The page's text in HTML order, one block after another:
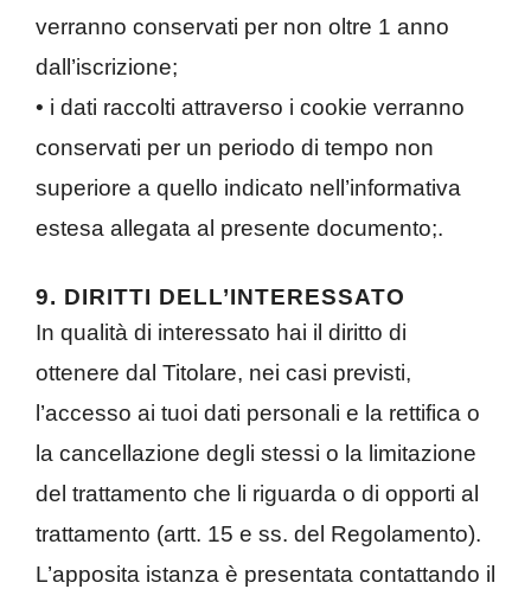
verranno conservati per non oltre 1 anno
dall’iscrizione;
• i dati raccolti attraverso i cookie verranno
conservati per un periodo di tempo non
superiore a quello indicato nell’informativa
estesa allegata al presente documento;.
9. DIRITTI DELL’INTERESSATO
In qualità di interessato hai il diritto di
ottenere dal Titolare, nei casi previsti,
l’accesso ai tuoi dati personali e la rettifica o
la cancellazione degli stessi o la limitazione
del trattamento che li riguarda o di opporti al
trattamento (artt. 15 e ss. del Regolamento).
L’apposita istanza è presentata contattando il